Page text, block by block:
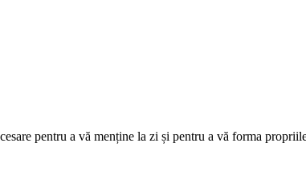
pentru a vă menține la zi și pentru a vă forma